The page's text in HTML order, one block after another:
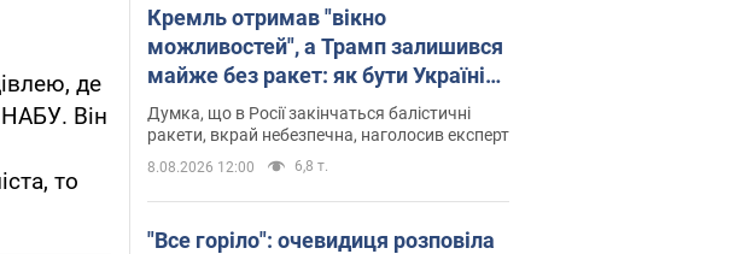
де
Він
то
Кремль отримав "вікно
можливостей", а Трамп залишився
майже без ракет: як бути Україні?
Інтерв’ю з Мельником
Думка, що в Росії закінчаться балістичні
ракети, вкрай небезпечна, наголосив експерт
8.08.2026 12:00 6,8 т.
"Все горіло": очевидиця розповіла